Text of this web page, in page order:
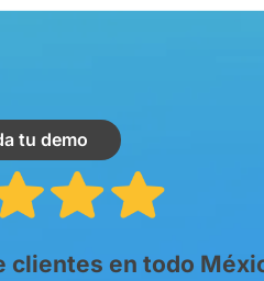
tu demo
clientes en todo